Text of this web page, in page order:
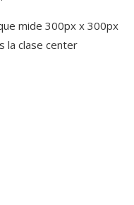
mide 300px x 300px
la clase center